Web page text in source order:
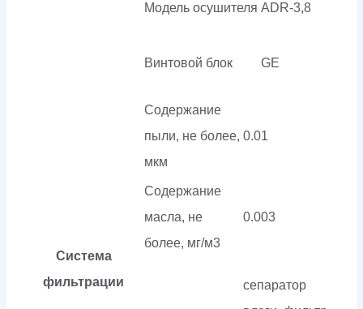
Модель осушителя ADR-3,8
Винтовой блок GE
Система
фильтрации
Содержание
пыли, не более,
мкм
0.01
Содержание
масла, не
более, мг/м3
0.003
сепаратор